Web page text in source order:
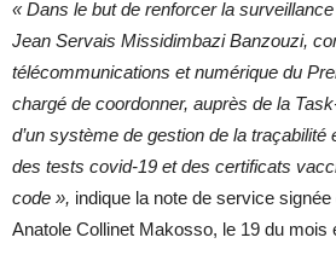
« Dans le but de renforcer la
Jean Servais Missidimbazi Banzouzi,
télécommunications et numérique du
chargé de coordonner, auprès de la
d’un système de gestion de la traçabilité
des tests covid-19 et des certificats
code », indique la note de service
Anatole Collinet Makosso, le 19 du mois